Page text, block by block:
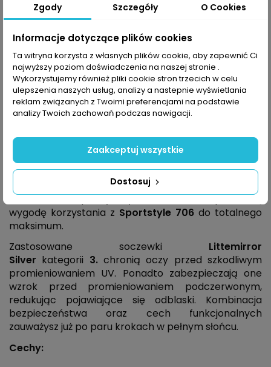
Okulary przeciwsłoneczne Sportstyle 706
modelem skierowanym do miłośników różnego
rodzaju aktywności sportowych, zaczynając od jazdy
opływowy kształt w połączeniu z soczewkami o dużej
powierzchni, dostarcza szeroki zakres pola widzenia
oraz minimalizuje powstające opory powietrza.
Natomiast obecne na pokładzie delikatne dla skóry
noski wraz z plastycznymi zausznikami podnoszą
wygodę korzystania z Sportstyle 706 do totalnego
maksimum.
Zastosowane soczewki Littemirror
Silver kategorii 3.chronią oczy przed szkodliwym
promieniowaniem UV. Ponadto zabezpieczają one
wzrok przed promieniowaniem podczerwonym,
redukując pojawiające się odblaski. Kombinacja
bezpieczeństwa oraz cech funkcjonalnych
zauważysz już po paru krokach w pełnym słońcu.
Cechy:
Zgody Szczegóły O Cookies
Informacje dotyczące plików cookies
Ta witryna korzysta z własnych plików cookie, aby zapewnić Ci
najwyższy poziom doświadczenia na naszej stronie .
Wykorzystujemy również pliki cookie stron trzecich w celu
ulepszenia naszych usług, analizy a nastepnie wyświetlania
reklam związanych z Twoimi preferencjami na podstawie
analizy Twoich zachowań podczas nawigacji.
Dostosuj
Zaakceptuj wszystkie